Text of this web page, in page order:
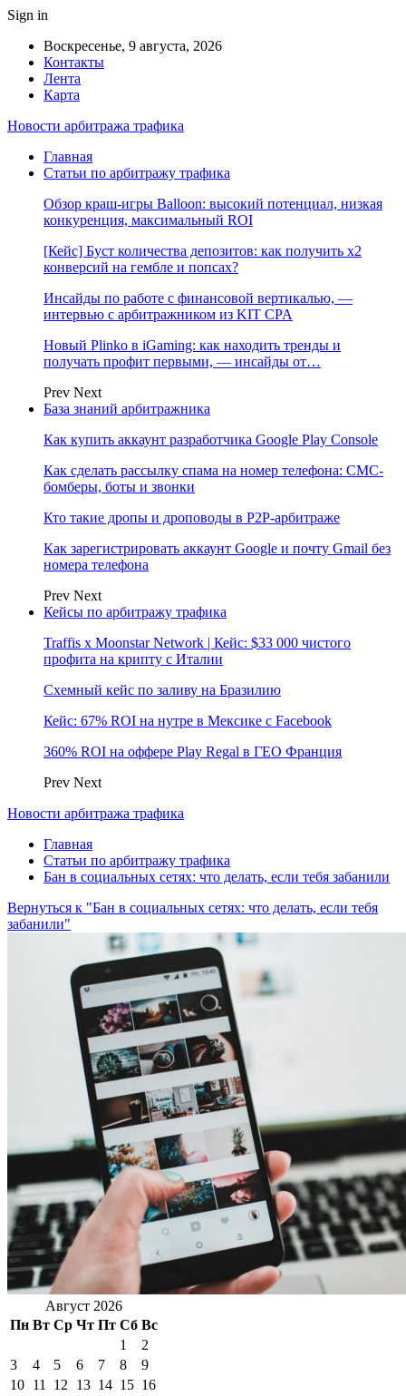
Sign in
Воскресенье, 9 августа, 2026
Контакты
Лента
Карта
Новости арбитража трафика
Главная
Статьи по арбитражу трафика
Обзор краш-игры Balloon: высокий потенциал, низкая
конкуренция, максимальный ROI
[Кейс] Буст количества депозитов: как получить х2
конверсий на гембле и попсах?
Инсайды по работе с финансовой вертикалью, —
интервью с арбитражником из KIT CPA
Новый Plinko в iGaming: как находить тренды и
получать профит первыми, — инсайды от…
Prev Next
База знаний арбитражника
Как купить аккаунт разработчика Google Play Console
Как сделать рассылку спама на номер телефона: СМС-
бомберы, боты и звонки
Кто такие дропы и дроповоды в P2P-арбитраже
Как зарегистрировать аккаунт Google и почту Gmail без
номера телефона
Prev Next
Кейсы по арбитражу трафика
Traffis x Moonstar Network | Кейс: $33 000 чистого
профита на крипту с Италии
Схемный кейс по заливу на Бразилию
Кейс: 67% ROI на нутре в Мексике с Facebook
360% ROI на оффере Play Regal в ГЕО Франция
Prev Next
Новости арбитража трафика
Главная
Статьи по арбитражу трафика
Бан в социальных сетях: что делать, если тебя забанили
Вернуться к "Бан в социальных сетях: что делать, если тебя
забанили"
Август 2026
Пн Вт Ср Чт Пт Сб Вс
1
2
3
4 5 6 7 8
9
10 11 12 13 14 15 16